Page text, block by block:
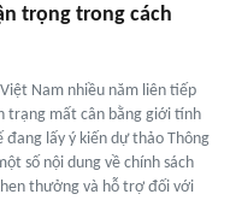
trọng trong cách
Nam nhiều năm liên tiếp
trạng mất cân bằng giới tính
đang lấy ý kiến dự thảo Thông
số nội dung về chính sách
thưởng và hỗ trợ đối với